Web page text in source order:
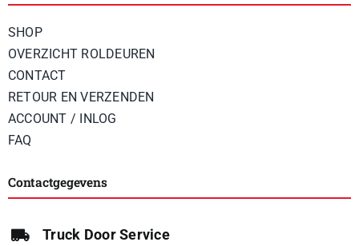
SHOP
OVERZICHT ROLDEUREN
CONTACT
RETOUR EN VERZENDEN
ACCOUNT / INLOG
FAQ
Contactgegevens
Truck Door Service